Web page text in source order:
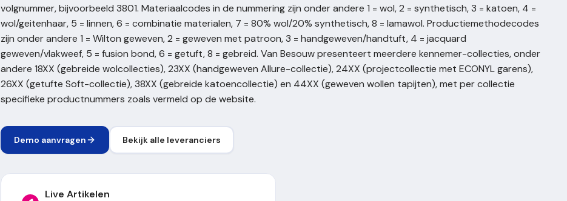
volgnummer, bijvoorbeeld 3801. Materiaalcodes in de nummering zijn onder andere 1 = wol, 2 = synthetisch, 3 = katoen, 4 =
wol/geitenhaar, 5 = linnen, 6 = combinatie materialen, 7 = 80% wol/20% synthetisch, 8 = lamawol. Productiemethodecodes
zijn onder andere 1 = Wilton geweven, 2 = geweven met patroon, 3 = handgeweven/handtuft, 4 = jacquard
geweven/vlakweef, 5 = fusion bond, 6 = getuft, 8 = gebreid. Van Besouw presenteert meerdere kennemer-collecties, onder
andere 18XX (gebreide wolcollecties), 23XX (handgeweven Allure-collectie), 24XX (projectcollectie met ECONYL garens),
26XX (getufte Soft-collectie), 38XX (gebreide katoencollectie) en 44XX (geweven wollen tapijten), met per collectie
specifieke productnummers zoals vermeld op de website.
Demo aanvragen Bekijk alle leveranciers
Live Artikelen